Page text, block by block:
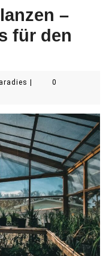
–
für den
Garten 0